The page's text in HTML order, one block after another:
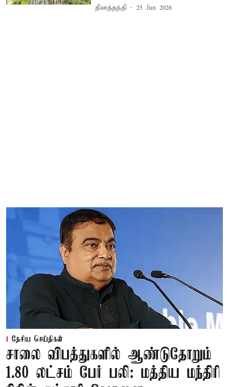
தினத்தந்தி 25 Jun 2026
தேசிய செய்திகள்
சாலை விபத்துகளில் ஆண்டுதோறும்
1.80 லட்சம் பேர் பலி: மத்திய மந்திரி